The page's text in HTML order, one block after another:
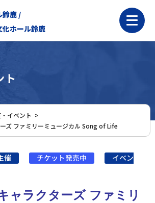
鈴鹿 /
ホール鈴鹿
ト
イベント >
ズ ファミリーミュージカル Song of Life
催 チケット発売中
イベン
ャラクターズ ファミリ